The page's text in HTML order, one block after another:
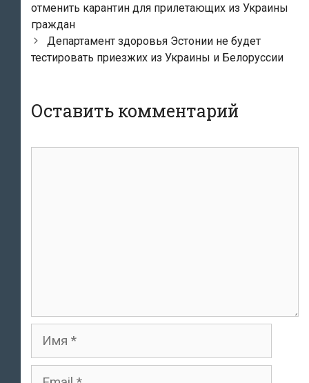
по
записям
отменить карантин для прилетающих из Украины
граждан
Департамент здоровья Эстонии не будет
тестировать приезжих из Украины и Белоруссии
Оставить комментарий
Имя
Email